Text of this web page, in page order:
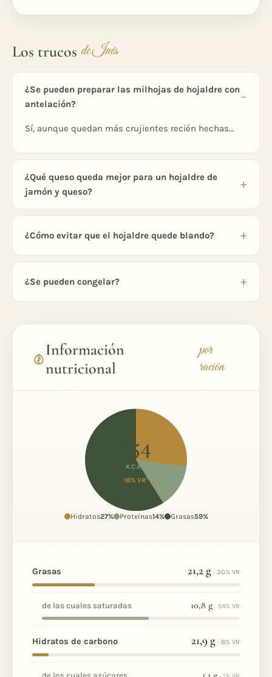
Los trucos de Inés
¿Se pueden preparar las milhojas de hojaldre con
antelación?
Sí, aunque quedan más crujientes recién hechas…
¿Qué queso queda mejor para un hojaldre de
jamón y queso?
¿Cómo evitar que el hojaldre quede blando?
¿Se pueden congelar?
Información
nutricional
por
ración
354
KCAL
18% VR*
Hidratos27% Proteínas14% Grasas59%
Grasas 21,2 g · 30% VR
de las cuales saturadas 10,8 g · 54% VR
Hidratos de carbono 21,9 g · 8% VR